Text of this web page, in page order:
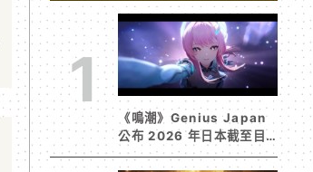
1
《鳴潮》Genius Japan
公布 2026 年日本截至目
前為止人氣歌單《遠航星的